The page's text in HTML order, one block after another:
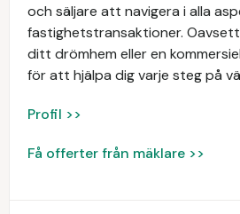
och säljare att navigera i alla
fastighetstransaktioner.
ditt drömhem eller en
för att hjälpa dig varje steg på
Profil >>
Få offerter från mäklare >>